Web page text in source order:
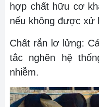
hợp chất hữu cơ
nếu không được xử
Chất rắn lơ lửng:
tắc nghẽn hệ
nhiễm.